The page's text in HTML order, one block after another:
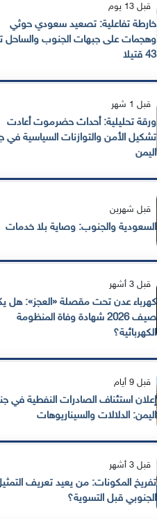
قبل 13 يوم
خارطة تفاعلية: تصعيد سعودي حوثي
وهجمات على جبهات الجنوب والساحل
43 قتيلا
قبل 1 شهر
ورقة تحليلية: أحداث حضرموت أعادت
تشكيل الأمن والتوازنات السياسية
اليمن
قبل شهرين
السعودية والجنوب: وصاية بلا خدمات
قبل 3 أشهر
كهرباء عدن تحت مقصلة «العجز»: هل
صيف 2026 شهادة وفاة المنظومة
الكهربائية؟
قبل 9 أيام
إعلان استئناف الصادرات النفطية في
اليمن: الدلالات والسيناريوهات
قبل 3 أشهر
تفريخ المكونات: من يعيد تعريف
الجنوبي قبل التسوية؟